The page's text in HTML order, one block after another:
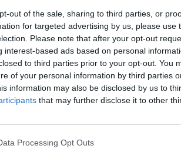
out of the sale, sharing to third parties, or
for targeted advertising by us, please use
Please note that after your opt-out
interest-based ads based on personal
to third parties prior to your opt-out. You
of your personal information by third parties
information may also be disclosed by us to
that may further disclose it to other
Processing Opt Outs